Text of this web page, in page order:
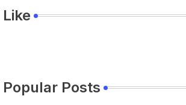
Like
Popular Posts